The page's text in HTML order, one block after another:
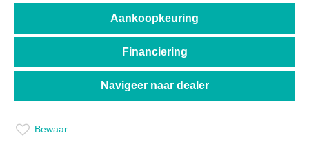
Aankoopkeuring
Financiering
Navigeer naar dealer
Bewaar